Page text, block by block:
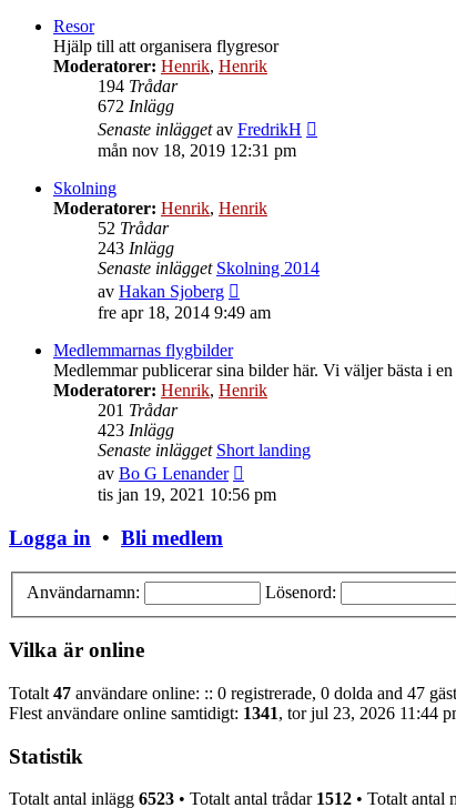
inlägget
Resor
Hjälp till att organisera flygresor
Moderatorer: Henrik, Henrik
194 Trådar
672 Inlägg
Senaste inläggetav FredrikH
mån nov 18, 2019 12:31 pm
Skolning
Moderatorer: Henrik, Henrik
52 Trådar
243 Inlägg
Senaste inlägget Skolning 2014
av Hakan Sjoberg
till
inlägget
fre apr 18, 2014 9:49 am
Medlemmarnas flygbilder
Medlemmar publicerar sina bilder här. Vi väljer bästa i
Moderatorer: Henrik, Henrik
201 Trådar
423 Inlägg
Senaste inlägget Short landing
av Bo G Lenander
till
det
tis jan 19, 2021 10:56 pm
Logga in • Bli medlem
Användarnamn: Lösenord:
Vilka är online
Totalt 47 användare online: :: 0 registrerade, 0 dolda and 47
Flest användare online samtidigt: 1341, tor jul 23, 2026 11:44
Statistik
Totalt antal inlägg 6523 • Totalt antal trådar 1512 • Totalt antal